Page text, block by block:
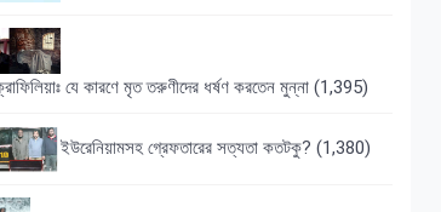
যে কারণে মৃত তরুণীদের ধর্ষণ করতেন মুন্না (1,395)
ইউরেনিয়ামসহ গ্রেফতারের সত্যতা কতটকু? (1,380)